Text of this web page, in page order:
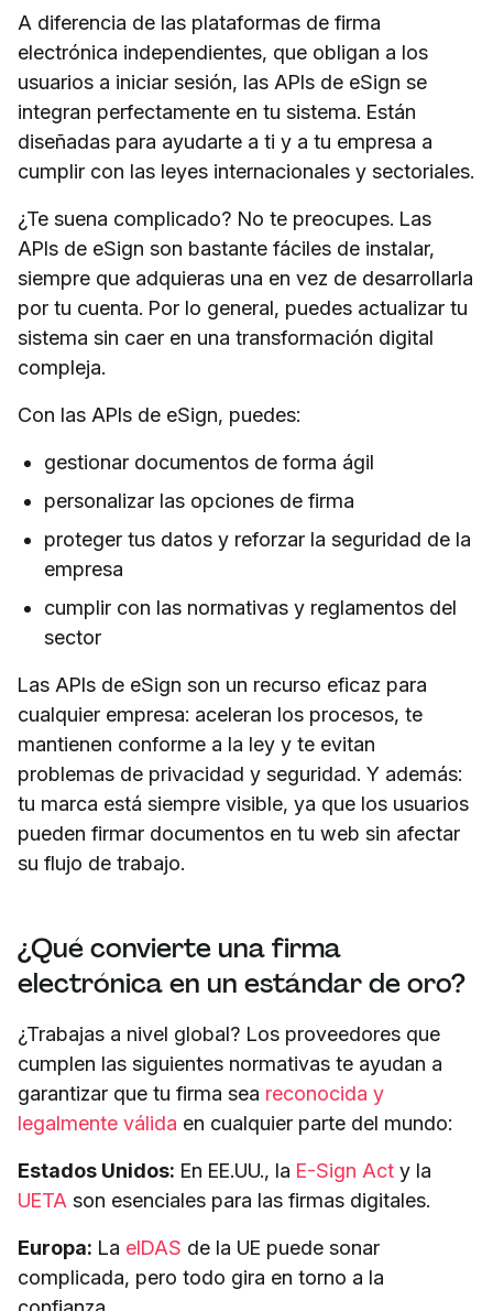
A diferencia de las plataformas de firma
electrónica independientes, que obligan a los
usuarios a iniciar sesión, las APIs de eSign se
integran perfectamente en tu sistema. Están
diseñadas para ayudarte a ti y a tu empresa a
cumplir con las leyes internacionales y sectoriales.
¿Te suena complicado? No te preocupes. Las
APIs de eSign son bastante fáciles de instalar,
siempre que adquieras una en vez de desarrollarla
por tu cuenta. Por lo general, puedes actualizar tu
sistema sin caer en una transformación digital
compleja.
Con las APIs de eSign, puedes:
gestionar documentos de forma ágil
personalizar las opciones de firma
proteger tus datos y reforzar la seguridad de la
empresa
cumplir con las normativas y reglamentos del
sector
Las APIs de eSign son un recurso eficaz para
cualquier empresa: aceleran los procesos, te
mantienen conforme a la ley y te evitan
problemas de privacidad y seguridad. Y además:
tu marca está siempre visible, ya que los usuarios
pueden firmar documentos en tu web sin afectar
su flujo de trabajo.
¿Qué convierte una firma
electrónica en un estándar de oro?
¿Trabajas a nivel global? Los proveedores que
cumplen las siguientes normativas te ayudan a
garantizar que tu firma sea reconocida y
legalmente válida en cualquier parte del mundo:
Estados Unidos: En EE.UU., la E-Sign Act y la
UETA son esenciales para las firmas digitales.
Europa: La eIDAS de la UE puede sonar
complicada, pero todo gira en torno a la